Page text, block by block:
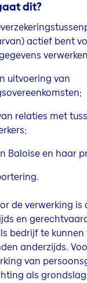
dit?
actief bent
uitvoering van
relaties met
Baloise en haar
de verwerking
en
bedrijf te
anderzijds.
van
als